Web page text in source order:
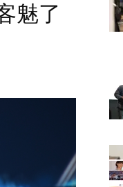
魅了